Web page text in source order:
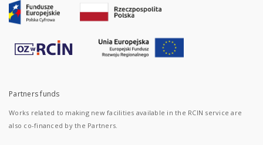
Partners funds
Works related to making new facilities available in the RCIN service are
also co-financed by the Partners.